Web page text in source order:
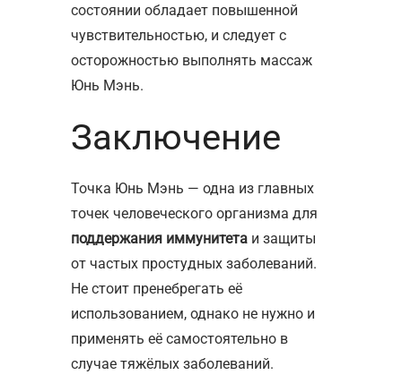
состоянии обладает повышенной
чувствительностью, и следует с
осторожностью выполнять массаж
Юнь Мэнь.
Заключение
Точка Юнь Мэнь — одна из главных
точек человеческого организма для
поддержания иммунитета и защиты
от частых простудных заболеваний.
Не стоит пренебрегать её
использованием, однако не нужно и
применять её самостоятельно в
случае тяжёлых заболеваний.